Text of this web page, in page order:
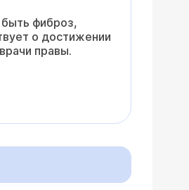
фиброз,
о достижении
правы.